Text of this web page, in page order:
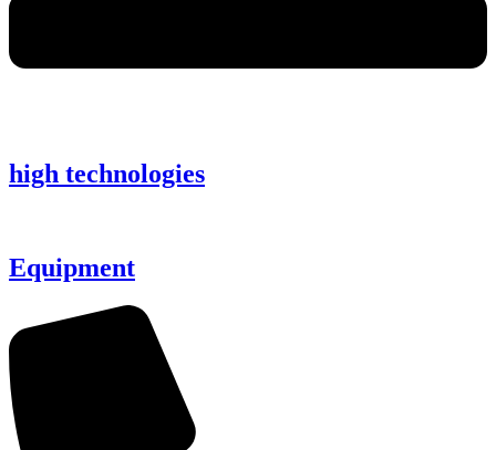
high technologies
Equipment